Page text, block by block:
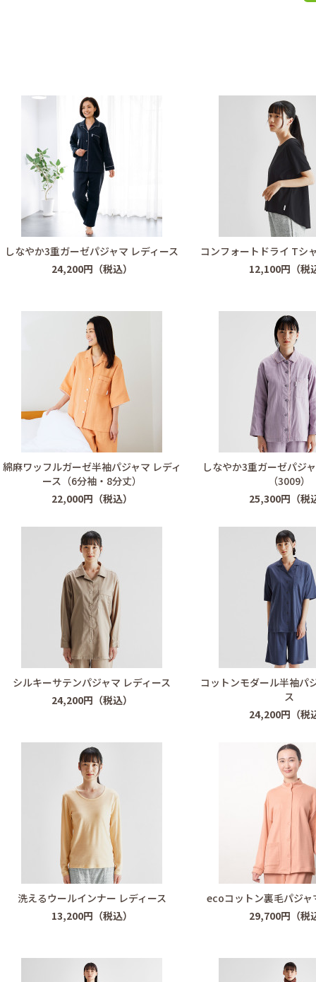
しなやか3重ガーゼパジャマ レディース
24,200円（税込）
コンフォートドライ Tシ
12,100円（税
綿麻ワッフルガーゼ半袖パジャマ レディ
ース（6分袖・8分丈）
22,000円（税込）
しなやか3重ガーゼパジ
（3009）
25,300円（税
シルキーサテンパジャマ レディース
24,200円（税込）
コットンモダール半袖パ
ス
24,200円（税
洗えるウールインナー レディース
13,200円（税込）
ecoコットン裏毛パジャ
29,700円（税